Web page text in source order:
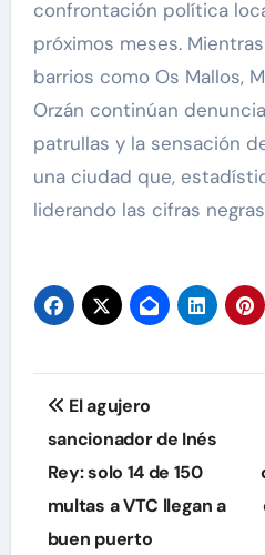
confrontación política
próximos meses.
barrios como Os Mallos,
Orzán continúan
patrullas y la sensación
una ciudad que,
liderando las cifras
Navegación
de
entradas
El agujero
sancionador de Inés
Rey: solo 14 de 150
multas a VTC llegan a
buen puerto